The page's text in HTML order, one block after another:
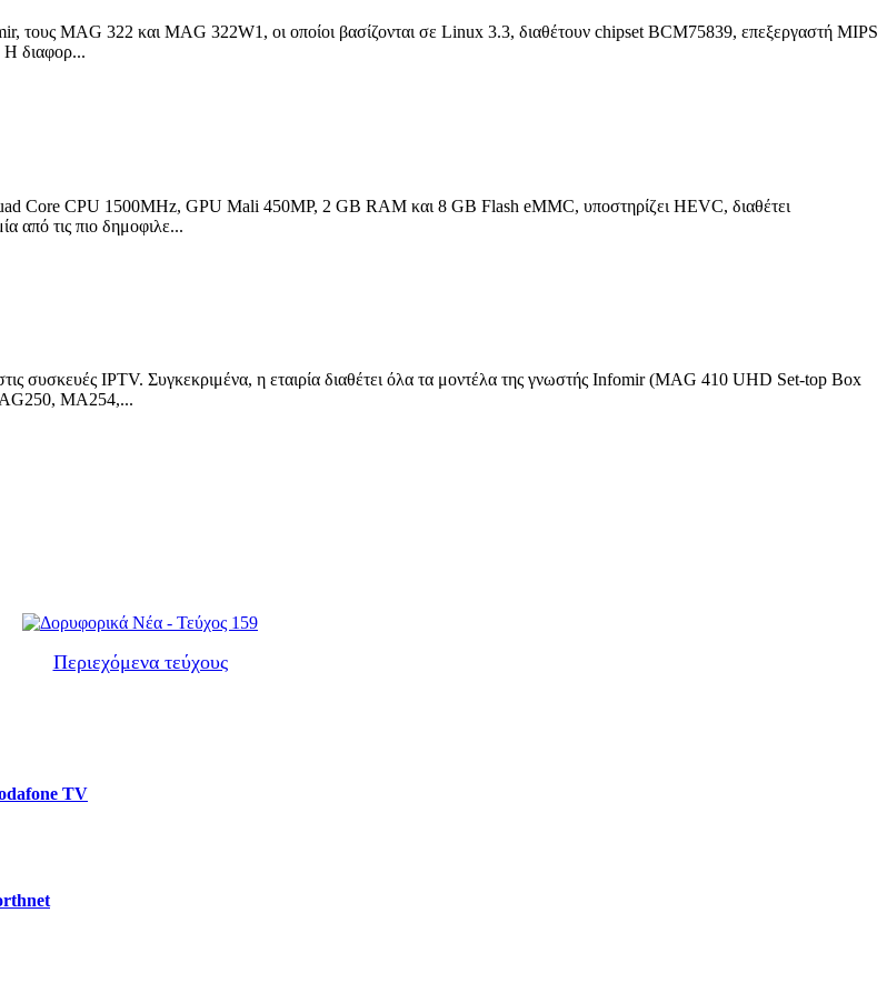
τους MAG 322 και MAG 322W1, οι οποίοι βασίζονται σε Linux 3.3, διαθέτουν chipset BCM75839, επεξεργαστή MIPS
διαφορ...
Core CPU 1500MHz, GPU Mali 450MP, 2 GB RAM και 8 GB Flash eMMC, υποστηρίζει HEVC, διαθέτει
από τις πιο δημοφιλε...
συσκευές IPTV. Συγκεκριμένα, η εταιρία διαθέτει όλα τα μοντέλα της γνωστής Infomir (MAG 410 UHD Set-top Box
MA254,...
Περιεχόμενα τεύχους
TV